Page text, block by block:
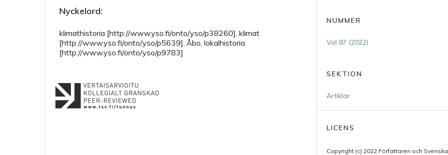
Nyckelord:
klimathistoria [http://www.yso.fi/onto/yso/p38260], klimat
[http://www.yso.fi/onto/yso/p5639], Åbo, lokalhistoria
[http://www.yso.fi/onto/yso/p9783]
NUMMER
Vol 97 (2022)
SEKTION
Artiklar
LICENS
Copyright (c) 2022 Författaren och Svenska